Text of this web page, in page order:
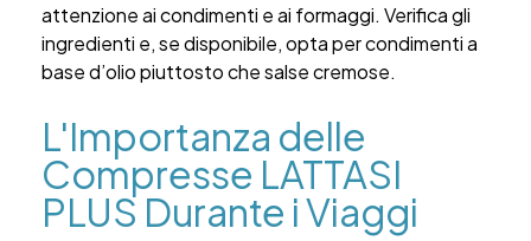
attenzione ai condimenti e ai formaggi. Verifica gli
ingredienti e, se disponibile, opta per condimenti a
base d’olio piuttosto che salse cremose.
L'Importanza delle
Compresse LATTASI
PLUS Durante i Viaggi